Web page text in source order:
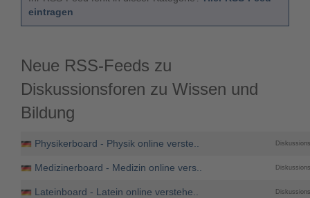
eintragen
Neue RSS-Feeds zu
Diskussionsforen zu Wissen und
Bildung
Physikerboard - Physik online verste..
Medizinerboard - Medizin online vers..
Lateinboard - Latein online verstehe..